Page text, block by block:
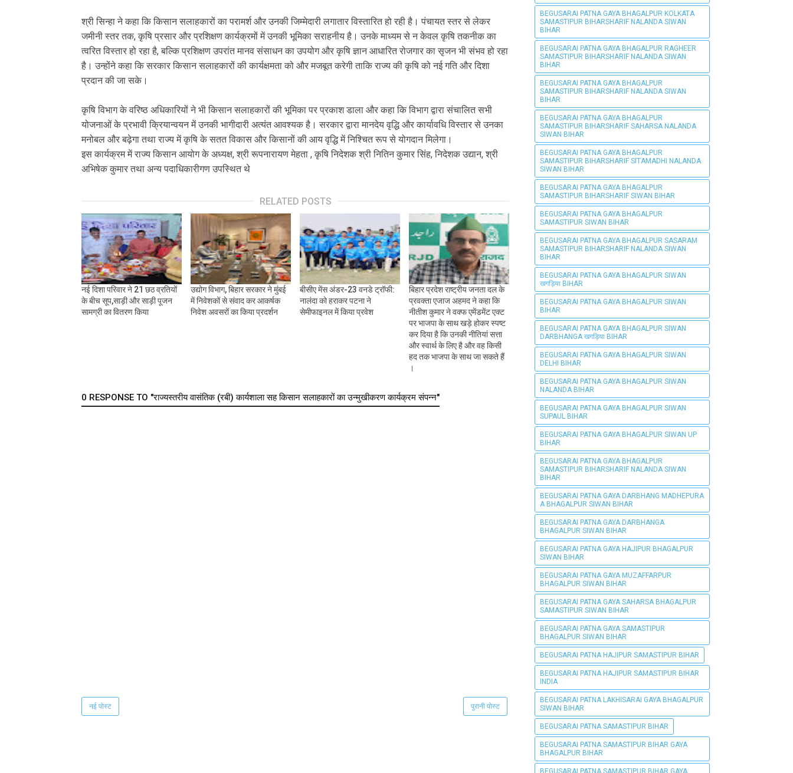
श्री सिन्हा ने कहा कि किसान सलाहकारों का परामर्श और उनकी जिम्मेदारी लगातार विस्तारित हो रही है। पंचायत स्तर से लेकर
जमीनी स्तर तक, कृषि प्रसार और प्रशिक्षण कार्यक्रमों में उनकी भूमिका सराहनीय है। उनके माध्यम से न केवल कृषि तकनीक का
त्वरित विस्तार हो रहा है, बल्कि प्रशिक्षण उपरांत मानव संसाधन का उपयोग और कृषि ज्ञान आधारित रोजगार का सृजन भी संभव हो रहा
है। उन्होंने कहा कि सरकार किसान सलाहकारों की कार्यक्षमता को और मजबूत करेगी ताकि राज्य की कृषि को नई गति और दिशा
प्रदान की जा सके।
कृषि विभाग के वरिष्ठ अधिकारियों ने भी किसान सलाहकारों की भूमिका पर प्रकाश डाला और कहा कि विभाग द्वारा संचालित सभी
योजनाओं के प्रभावी क्रियान्वयन में उनकी भागीदारी अत्यंत आवश्यक है। सरकार द्वारा मानदेय वृद्धि और कार्यावधि विस्तार से उनका
मनोबल और बढ़ेगा तथा राज्य में कृषि के सतत विकास और किसानों की आय वृद्धि में निश्चित रूप से योगदान मिलेगा।
इस कार्यक्रम में राज्य किसान आयोग के अध्यक्ष, श्री रूपनारायण मेहता , कृषि निदेशक श्री नितिन कुमार सिंह, निदेशक उद्यान, श्री
अभिषेक कुमार तथा अन्य पदाधिकारीगण उपस्थित थे
RELATED POSTS
नई दिशा परिवार ने 21 छठ व्रतियों
के बीच सूप,साड़ी और साड़ी पूजन
सामग्री का वितरण किया
उद्योग विभाग, बिहार सरकार ने मुंबई
में निवेशकों से संवाद कर आकर्षक
निवेश अवसरों का किया प्रदर्शन
बीसीए मेंस अंडर-23 वनडे ट्रॉफी:
नालंदा को हराकर पटना ने
सेमीफाइनल में किया प्रवेश
बिहार प्रदेश राष्ट्रीय जनता दल के
प्रवक्ता एजाज अहमद ने कहा कि
नीतीश कुमार ने वक्फ एमेंडमेंट एक्ट
पर भाजपा के साथ खड़े होकर स्पष्ट
कर दिया है कि उनकी नीतियां सत्ता
और स्वार्थ के लिए है और वह किसी
हद तक भाजपा के साथ जा सकते हैं
।
0 RESPONSE TO "राज्यस्तरीय वासंतिक (रबी) कार्यशाला सह किसान सलाहकारों का उन्मुखीकरण कार्यक्रम संपन्न"
नई पोस्ट पुरानी पोस्ट
BEGUSARAI PATNA GAYA BHAGALPUR KOLKATA
SAMASTIPUR BIHARSHARIF NALANDA SIWAN
BIHAR
BEGUSARAI PATNA GAYA BHAGALPUR RAGHEER
SAMASTIPUR BIHARSHARIF NALANDA SIWAN
BIHAR
BEGUSARAI PATNA GAYA BHAGALPUR
SAMASTIPUR BIHARSHARIF NALANDA SIWAN
BIHAR
BEGUSARAI PATNA GAYA BHAGALPUR
SAMASTIPUR BIHARSHARIF SAHARSA NALANDA
SIWAN BIHAR
BEGUSARAI PATNA GAYA BHAGALPUR
SAMASTIPUR BIHARSHARIF SITAMADHI NALANDA
SIWAN BIHAR
BEGUSARAI PATNA GAYA BHAGALPUR
SAMASTIPUR BIHARSHARIF SIWAN BIHAR
BEGUSARAI PATNA GAYA BHAGALPUR
SAMASTIPUR SIWAN BIHAR
BEGUSARAI PATNA GAYA BHAGALPUR SASARAM
SAMASTIPUR BIHARSHARIF NALANDA SIWAN
BIHAR
BEGUSARAI PATNA GAYA BHAGALPUR SIWAN
खगड़िया BIHAR
BEGUSARAI PATNA GAYA BHAGALPUR SIWAN
BIHAR
BEGUSARAI PATNA GAYA BHAGALPUR SIWAN
DARBHANGA खगड़िया BIHAR
BEGUSARAI PATNA GAYA BHAGALPUR SIWAN
DELHI BIHAR
BEGUSARAI PATNA GAYA BHAGALPUR SIWAN
NALANDA BIHAR
BEGUSARAI PATNA GAYA BHAGALPUR SIWAN
SUPAUL BIHAR
BEGUSARAI PATNA GAYA BHAGALPUR SIWAN UP
BIHAR
BEGUSARAI PATNA GAYA BHAGALPUR
SAMASTIPUR BIHARSHARIF NALANDA SIWAN
BIHAR
BEGUSARAI PATNA GAYA DARBHANG MADHEPURA
A BHAGALPUR SIWAN BIHAR
BEGUSARAI PATNA GAYA DARBHANGA
BHAGALPUR SIWAN BIHAR
BEGUSARAI PATNA GAYA HAJIPUR BHAGALPUR
SIWAN BIHAR
BEGUSARAI PATNA GAYA MUZAFFARPUR
BHAGALPUR SIWAN BIHAR
BEGUSARAI PATNA GAYA SAHARSA BHAGALPUR
SAMASTIPUR SIWAN BIHAR
BEGUSARAI PATNA GAYA SAMASTIPUR
BHAGALPUR SIWAN BIHAR
BEGUSARAI PATNA HAJIPUR SAMASTIPUR BIHAR
BEGUSARAI PATNA HAJIPUR SAMASTIPUR BIHAR
INDIA
BEGUSARAI PATNA LAKHISARAI GAYA BHAGALPUR
SIWAN BIHAR
BEGUSARAI PATNA SAMASTIPUR BIHAR
BEGUSARAI PATNA SAMASTIPUR BIHAR GAYA
BHAGALPUR BIHAR
BEGUSARAI PATNA SAMASTIPUR BIHAR GAYA